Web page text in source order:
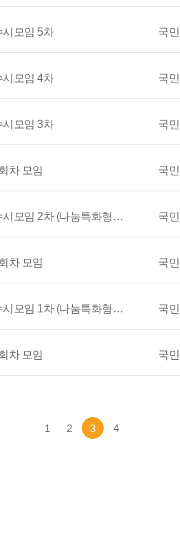
시모임 5차 국
시모임 4차 국
시모임 3차 국
차 모임 국
[리빙랩 1.0] TLO를 위한 리빙랩 기술사업화 탐색 수시모임 2차 (나눔특화형 어플 및 아이디어 공유) 국
차 모임 국
[리빙랩 1.0] TLO를 위한 리빙랩 기술사업화 탐색 수시모임 1차 (나눔특화형 어플 개발) 국
차 모임 국
1 2 3 4